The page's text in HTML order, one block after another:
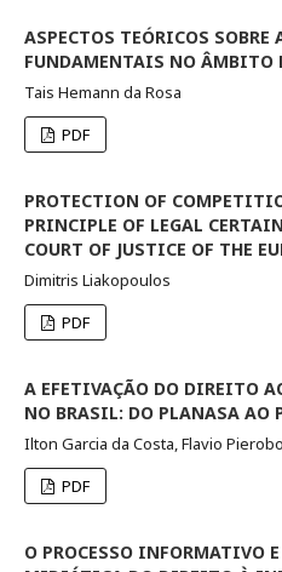
ASPECTOS TEÓRICOS
FUNDAMENTAIS NO ÂMBITO
Tais Hemann da Rosa
PDF
PROTECTION OF
PRINCIPLE OF LEGAL
COURT OF JUSTICE OF THE
Dimitris Liakopoulos
PDF
A EFETIVAÇÃO DO DIREITO
NO BRASIL: DO PLANASA AO
Ilton Garcia da Costa, Flavio
PDF
O PROCESSO INFORMATIVO